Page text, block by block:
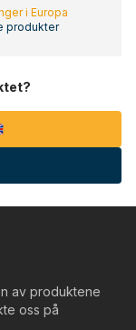
i Europa
produkter
av produktene
oss på